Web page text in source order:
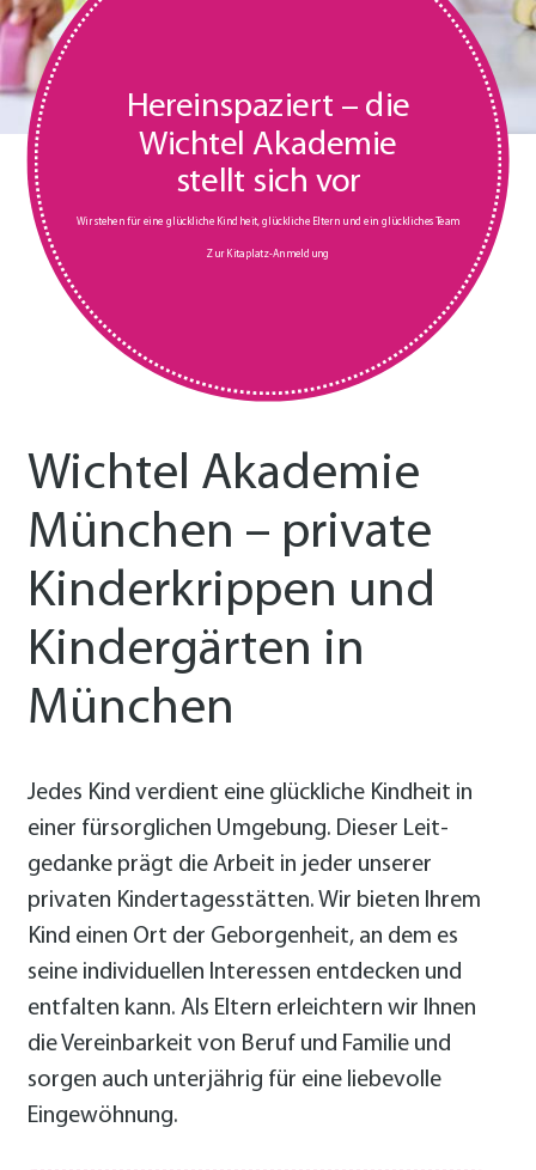
Hereinspaziert – die
Wichtel Akademie
stellt sich vor
Wir stehen für eine glückliche Kindheit, glückliche Eltern und ein glückliches Team
Zur Kitaplatz-Anmeldung
Wichtel Akademie
München – private
Kinder­krippen und
Kinder­gärten in
München
Jedes Kind verdient eine glückliche Kind­heit in
einer fürsorg­lichen Umgebung. Dieser Leit­
gedanke prägt die Arbeit in jeder unserer
privaten Kinder­tages­stätten. Wir bieten Ihrem
Kind einen Ort der Geborgen­heit, an dem es
seine indivi­duellen Interessen ent­decken und
entfal­ten kann. Als Eltern erleichtern wir Ihnen
die Verein­barkeit von Beruf und Familie und
sorgen auch unterjährig für eine liebevolle
Eingewöhnung.